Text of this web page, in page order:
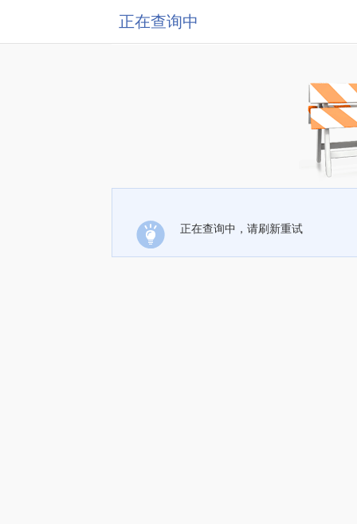
正在查询中
正在查询中，请刷新重试